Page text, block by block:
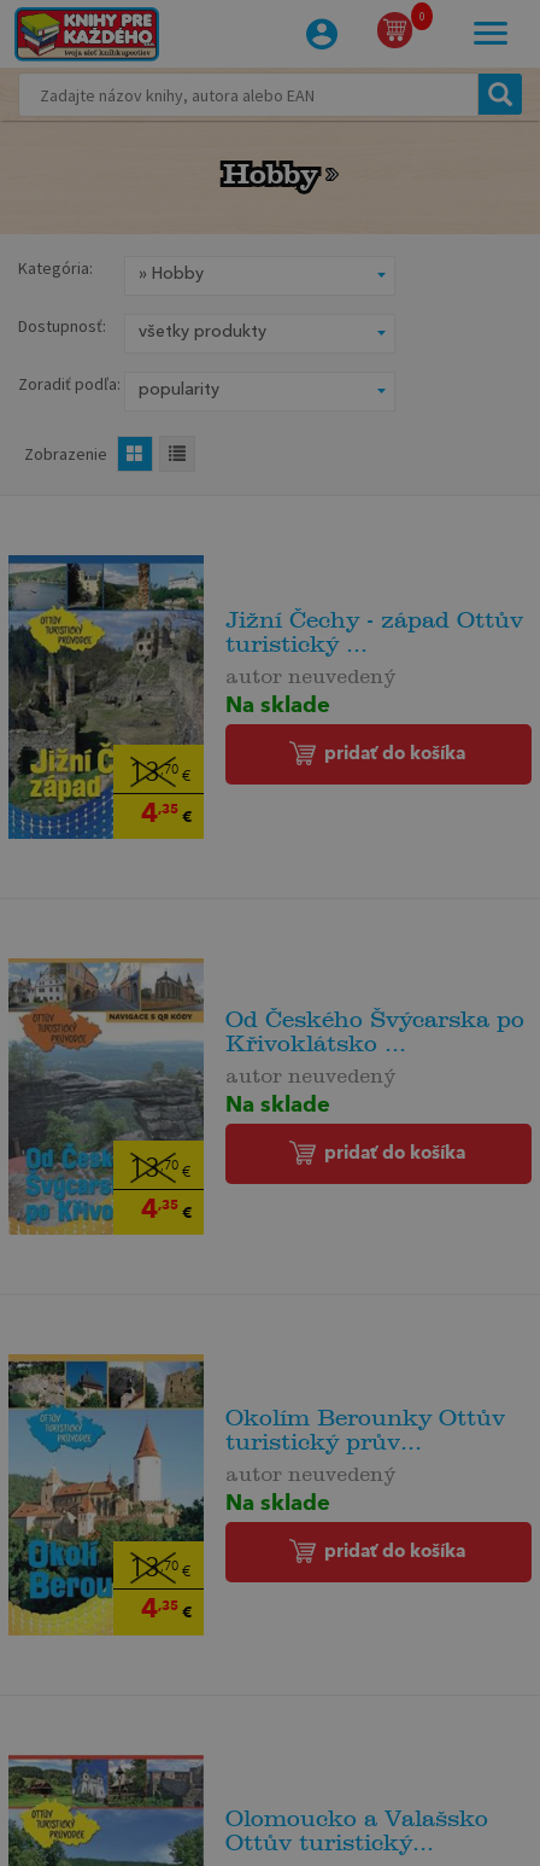
0
Hobby
Hobby
Kategória:
Dostupnosť:
Zoradiť podľa:
Zobrazenie
13,70€
4,35€
Jižní Čechy - západ Ottův
turistický ...
autor neuvedený
Na sklade
pridať do košíka
13,70€
4,35€
Od Českého Švýcarska po
Křivoklátsko ...
autor neuvedený
Na sklade
pridať do košíka
13,70€
4,35€
Okolím Berounky Ottův
turistický prův...
autor neuvedený
Na sklade
pridať do košíka
Olomoucko a Valašsko
Ottův turistický...